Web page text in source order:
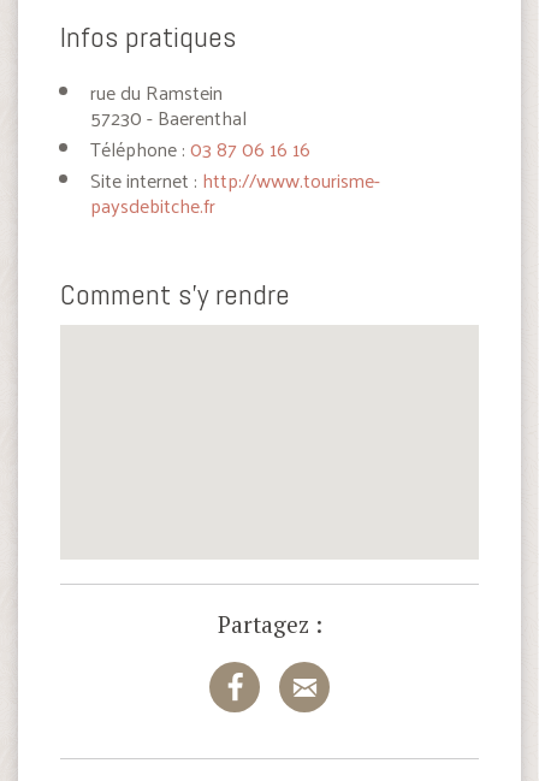
Infos pratiques
rue du Ramstein
57230 - Baerenthal
Téléphone :03 87 06 16 16
Site internet : http://www.tourisme-
paysdebitche.fr
Comment s'y rendre
Partagez :